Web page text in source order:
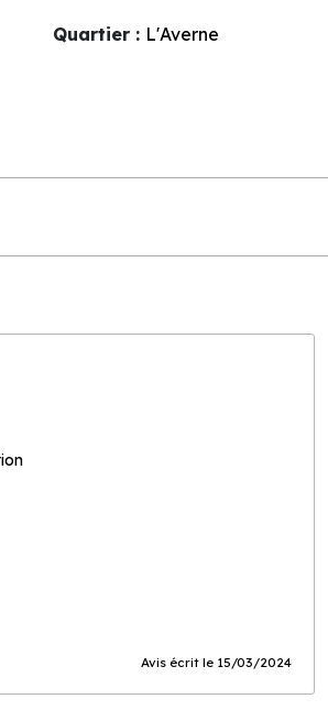
Quartier : L'Averne
Avis écrit le 15/03/2024